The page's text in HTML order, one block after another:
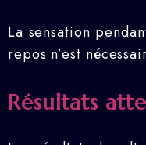
La sensation
repos n’est
Résultats